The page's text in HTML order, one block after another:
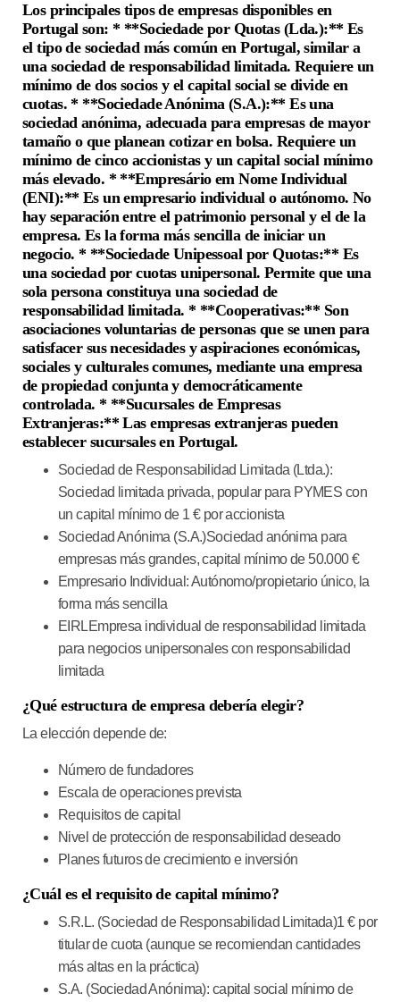
Los principales tipos de empresas disponibles en
Portugal son: * **Sociedade por Quotas (Lda.):** Es
el tipo de sociedad más común en Portugal, similar a
una sociedad de responsabilidad limitada. Requiere un
mínimo de dos socios y el capital social se divide en
cuotas. * **Sociedade Anónima (S.A.):** Es una
sociedad anónima, adecuada para empresas de mayor
tamaño o que planean cotizar en bolsa. Requiere un
mínimo de cinco accionistas y un capital social mínimo
más elevado. * **Empresário em Nome Individual
(ENI):** Es un empresario individual o autónomo. No
hay separación entre el patrimonio personal y el de la
empresa. Es la forma más sencilla de iniciar un
negocio. * **Sociedade Unipessoal por Quotas:** Es
una sociedad por cuotas unipersonal. Permite que una
sola persona constituya una sociedad de
responsabilidad limitada. * **Cooperativas:** Son
asociaciones voluntarias de personas que se unen para
satisfacer sus necesidades y aspiraciones económicas,
sociales y culturales comunes, mediante una empresa
de propiedad conjunta y democráticamente
controlada. * **Sucursales de Empresas
Extranjeras:** Las empresas extranjeras pueden
establecer sucursales en Portugal.
Sociedad de Responsabilidad Limitada (Ltda.):
Sociedad limitada privada, popular para PYMES con
un capital mínimo de 1 € por accionista
Sociedad Anónima (S.A.)Sociedad anónima para
empresas más grandes, capital mínimo de 50.000 €
Empresario Individual : Autónomo/propietario único, la
forma más sencilla
EIRLEmpresa individual de responsabilidad limitada
para negocios unipersonales con responsabilidad
limitada
¿Qué estructura de empresa debería elegir?
La elección depende de:
Número de fundadores
Escala de operaciones prevista
Requisitos de capital
Nivel de protección de responsabilidad deseado
Planes futuros de crecimiento e inversión
¿Cuál es el requisito de capital mínimo?
S.R.L. (Sociedad de Responsabilidad Limitada)1 € por
titular de cuota (aunque se recomiendan cantidades
más altas en la práctica)
S.A. (Sociedad Anónima): capital social mínimo de